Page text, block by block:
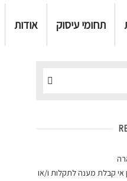
תחומי עיסוק אודות
אי קבלת מענה לתקלות ו/או